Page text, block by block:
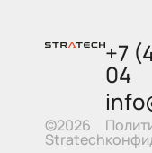
©2026
Stratech
+7
04